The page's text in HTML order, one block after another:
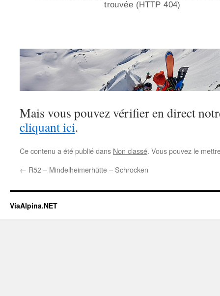
Mais vous pouvez vérifier en direct
cliquant ici.
Ce contenu a été publié dans Non classé. Vous pouvez le
← R52 – Mindelheimerhütte – Schrocken
ViaAlpina.NET